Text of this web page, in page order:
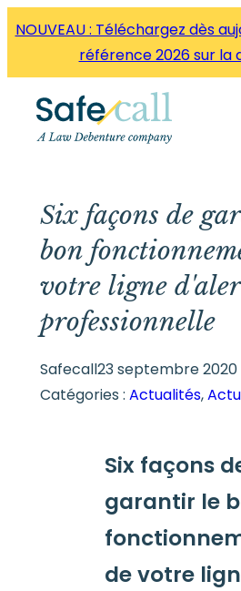
directement
contenu
NOUVEAU : Téléchargez dès
référence 2026 sur la
Six façons de
bon
votre ligne
professionnelle
Safecall23 septembre 2020
Catégories : Actualités,
Six façons
garantir le
de votre